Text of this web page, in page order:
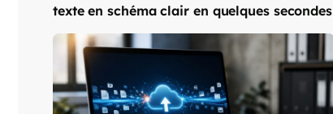
texte en schéma clair en quelques secondes